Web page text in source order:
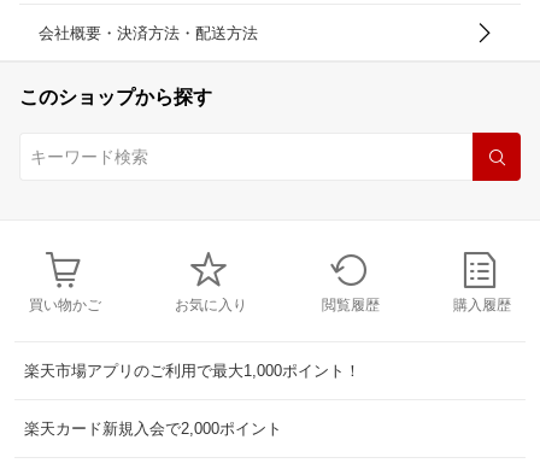
会社概要・決済方法・配送方法
このショップから探す
買い物かご お気に入り 閲覧履歴 購入履歴
楽天市場アプリのご利用で最大1,000ポイント！
楽天カード新規入会で2,000ポイント